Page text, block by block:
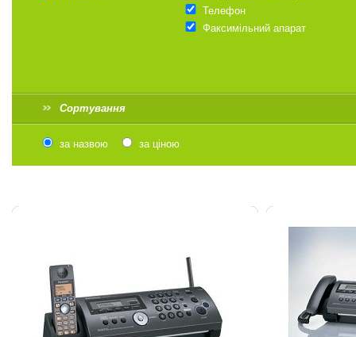
Телефон
Факсимільний апарат
Сортування
за назвою за ціною